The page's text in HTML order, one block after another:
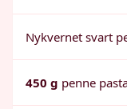
Nykvernet svart
450 g penne